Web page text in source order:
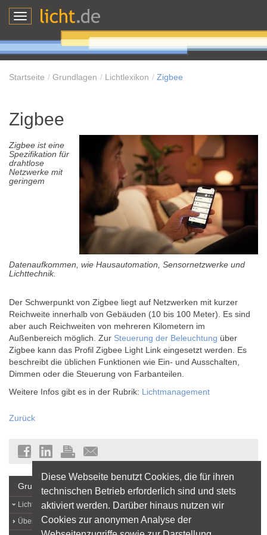
Toggle
Startseite Grundlagen Lichtlexikon Zigbee
Zigbee
Zigbee ist eine
Spezifikation für
drahtlose
Netzwerke mit
geringem
Datenaufkommen, wie Hausautomation, Sensornetzwerke und
Lichttechnik.
Der Schwerpunkt von Zigbee liegt auf Netzwerken mit kurzer
Reichweite innerhalb von Gebäuden (10 bis 100 Meter). Es sind
aber auch Reichweiten von mehreren Kilometern im
Außenbereich möglich. Zur Steuerung der Beleuchtung über
Zigbee kann das Profil Zigbee Light Link eingesetzt werden. Es
beschreibt die üblichen Funktionen wie Ein- und Ausschalten,
Dimmen oder die Steuerung von Farbanteilen.
Weitere Infos gibt es in der Rubrik: Lichtmanagement
Zurück
Grundlagen
Lichtlexikon
Über Licht
Diese Webseite benutzt Cookies, die für ihren
technischen Betrieb erforderlich sind und stets
aktiviert werden. Darüber hinaus nutzen wir
Cookies zur anonymen Analyse der